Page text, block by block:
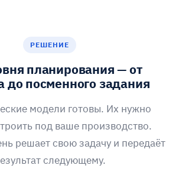
РЕШЕНИЕ
планирования — от
до посменного задания
модели готовы. Их нужно
под ваше производство.
решает свою задачу и передаёт
следующему.